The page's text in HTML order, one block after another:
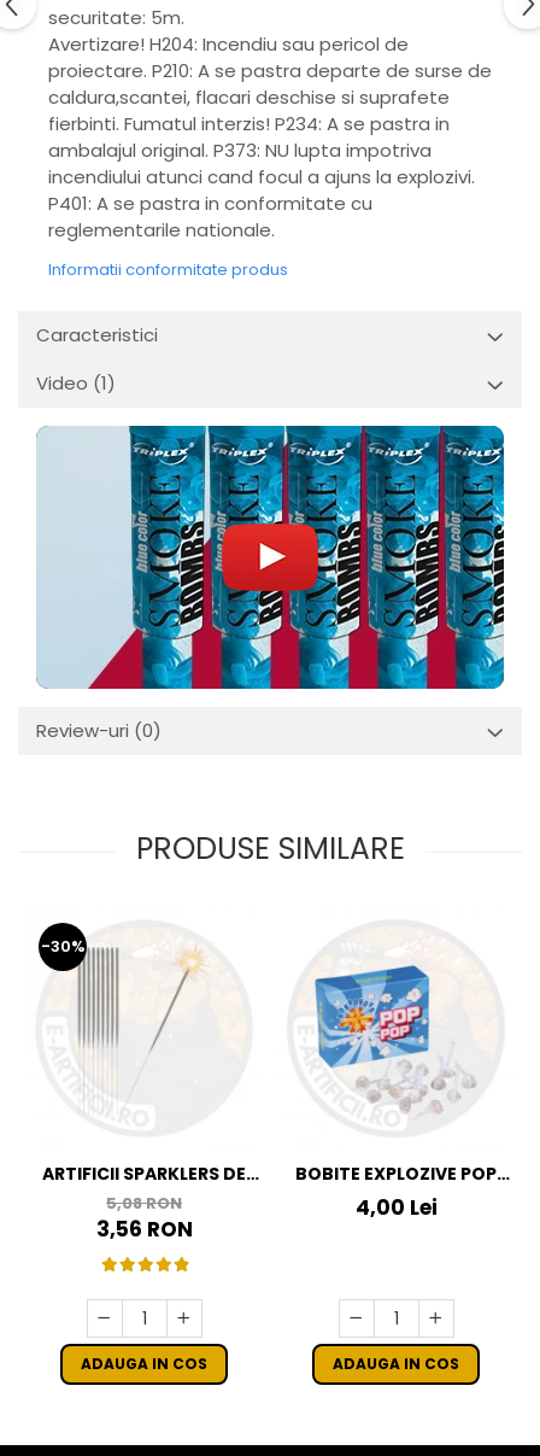
securitate: 5m.
Avertizare! H204: Incendiu sau pericol de
proiectare. P210: A se pastra departe de surse de
caldura,scantei, flacari deschise si suprafete
fierbinti. Fumatul interzis! P234: A se pastra in
ambalajul original. P373: NU lupta impotriva
incendiului atunci cand focul a ajuns la explozivi.
P401: A se pastra in conformitate cu
reglementarile nationale.
Informatii conformitate produs
Caracteristici
Video (1)
Review-uri (0)
PRODUSE SIMILARE
-30%
ARTIFICII SPARKLERS DE
MANA - STELUTE DE BRAD
16 CM - SET 10 BUC
5,08 RON
3,56 RON
ADAUGA IN COS
BOBITE EXPLOZIVE POP
POP
4,00 Lei
ADAUGA IN COS